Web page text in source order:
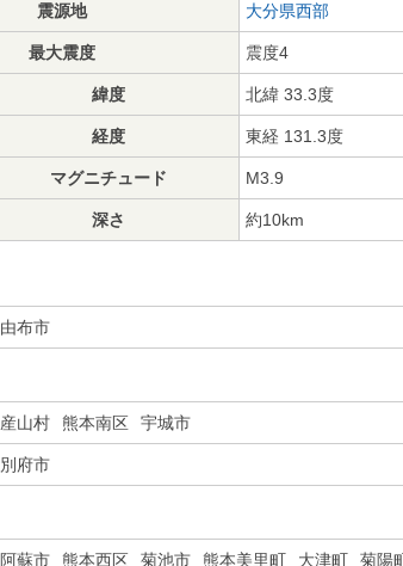
震源地 大分県西部
最大震度 震度4
緯度 北緯 33.3度
経度 東経 131.3度
マグニチュード M3.9
深さ 約10km
由布市
産山村 熊本南区 宇城市
別府市
阿蘇市 熊本西区 菊池市 熊本美里町 大津町 菊陽